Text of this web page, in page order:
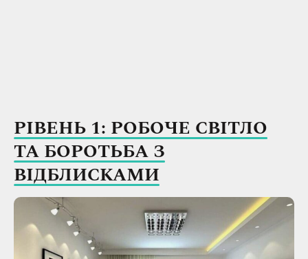
РІВЕНЬ 1: РОБОЧЕ СВІТЛО
ТА БОРОТЬБА З
ВІДБЛИСКАМИ